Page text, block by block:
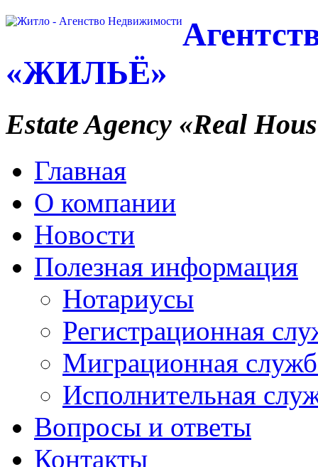
«ЖИЛЬЁ»
Estate Agency «Real
Главная
О компании
Новости
Полезная информация
Нотариусы
Регистрационная
Миграционная
Исполнительная
Вопросы и ответы
Контакты